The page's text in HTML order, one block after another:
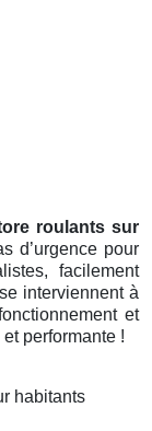
roulants sur
d’urgence pour
facilement
interviennent à
et
performante !
habitants